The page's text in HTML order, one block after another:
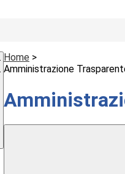
Home >
Amministrazione